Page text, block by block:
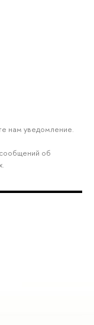
нам уведомление.
об